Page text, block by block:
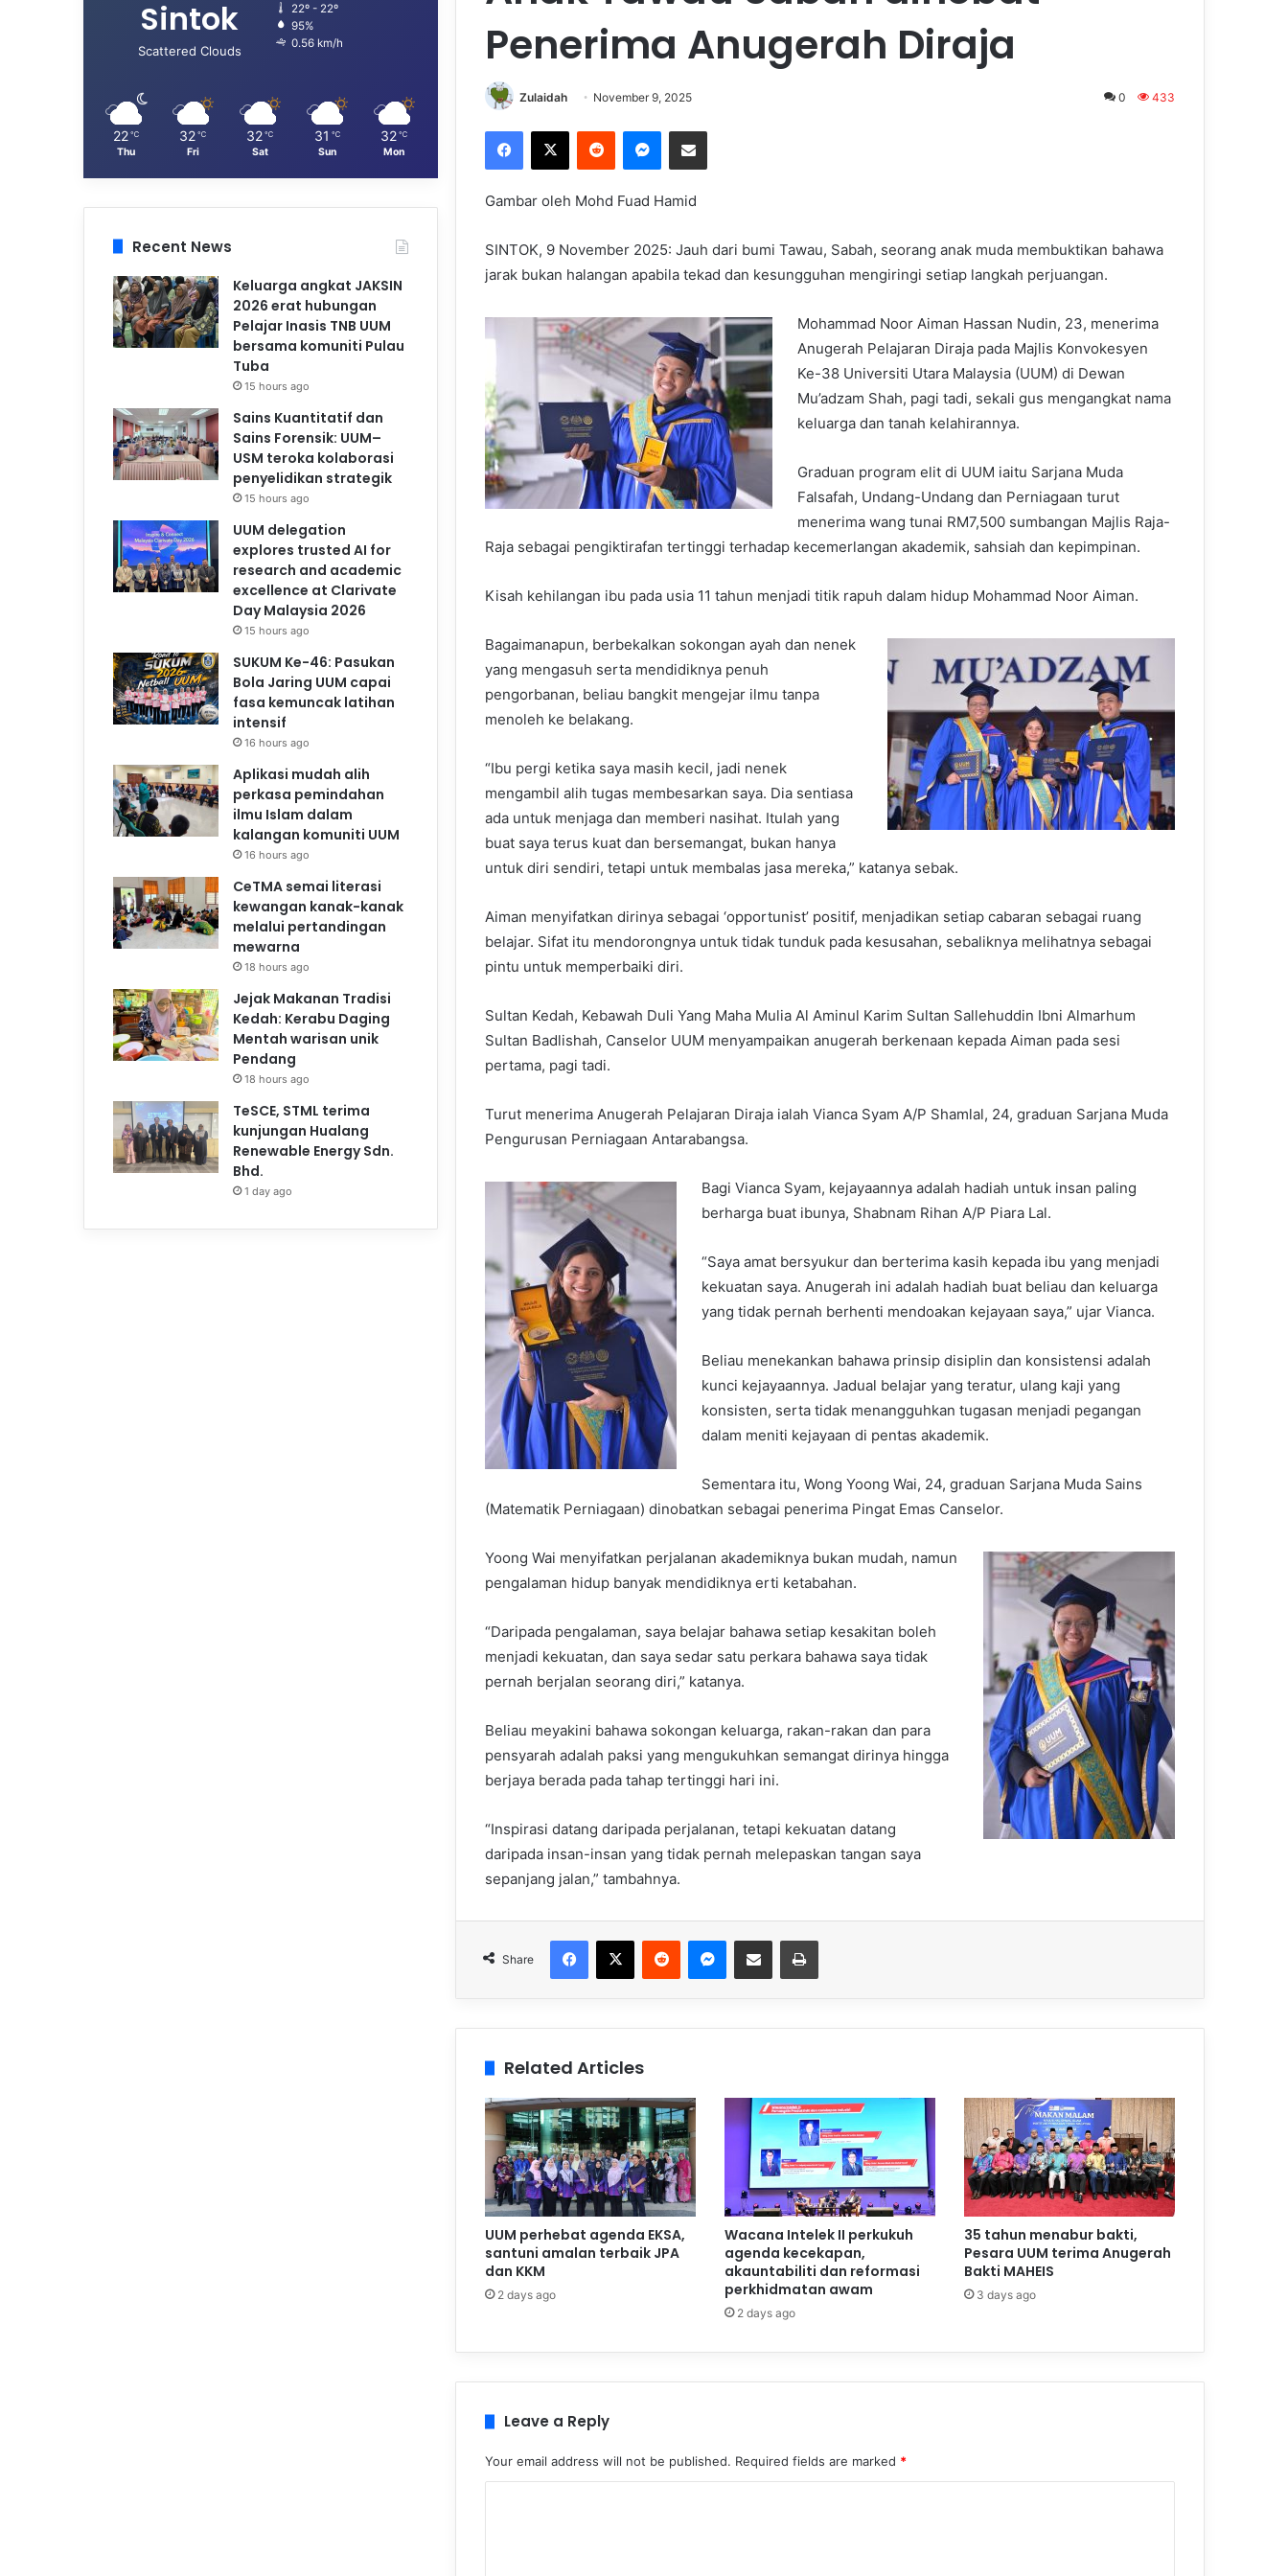
Penerima Anugerah Diraja
Zulaidah November 9, 2025 0 433
Gambar oleh Mohd Fuad Hamid
SINTOK, 9 November 2025: Jauh dari bumi Tawau, Sabah, seorang anak muda membuktikan bahawa
jarak bukan halangan apabila tekad dan kesungguhan mengiringi setiap langkah perjuangan.
Mohammad Noor Aiman Hassan Nudin, 23, menerima
Anugerah Pelajaran Diraja pada Majlis Konvokesyen
Ke-38 Universiti Utara Malaysia (UUM) di Dewan
Mu’adzam Shah, pagi tadi, sekali gus mengangkat nama
keluarga dan tanah kelahirannya.
Graduan program elit di UUM iaitu Sarjana Muda
Falsafah, Undang-Undang dan Perniagaan turut
menerima wang tunai RM7,500 sumbangan Majlis Raja-
Raja sebagai pengiktirafan tertinggi terhadap kecemerlangan akademik, sahsiah dan kepimpinan.
Kisah kehilangan ibu pada usia 11 tahun menjadi titik rapuh dalam hidup Mohammad Noor Aiman.
Bagaimanapun, berbekalkan sokongan ayah dan nenek
yang mengasuh serta mendidiknya penuh
pengorbanan, beliau bangkit mengejar ilmu tanpa
menoleh ke belakang.
“Ibu pergi ketika saya masih kecil, jadi nenek
mengambil alih tugas membesarkan saya. Dia sentiasa
ada untuk menjaga dan memberi nasihat. Itulah yang
buat saya terus kuat dan bersemangat, bukan hanya
untuk diri sendiri, tetapi untuk membalas jasa mereka,” katanya sebak.
Aiman menyifatkan dirinya sebagai ‘opportunist’ positif, menjadikan setiap cabaran sebagai ruang
belajar. Sifat itu mendorongnya untuk tidak tunduk pada kesusahan, sebaliknya melihatnya sebagai
pintu untuk memperbaiki diri.
Sultan Kedah, Kebawah Duli Yang Maha Mulia Al Aminul Karim Sultan Sallehuddin Ibni Almarhum
Sultan Badlishah, Canselor UUM menyampaikan anugerah berkenaan kepada Aiman pada sesi
pertama, pagi tadi.
Turut menerima Anugerah Pelajaran Diraja ialah Vianca Syam A/P Shamlal, 24, graduan Sarjana Muda
Pengurusan Perniagaan Antarabangsa.
Bagi Vianca Syam, kejayaannya adalah hadiah untuk insan paling
berharga buat ibunya, Shabnam Rihan A/P Piara Lal.
“Saya amat bersyukur dan berterima kasih kepada ibu yang menjadi
kekuatan saya. Anugerah ini adalah hadiah buat beliau dan keluarga
yang tidak pernah berhenti mendoakan kejayaan saya,” ujar Vianca.
Beliau menekankan bahawa prinsip disiplin dan konsistensi adalah
kunci kejayaannya. Jadual belajar yang teratur, ulang kaji yang
konsisten, serta tidak menangguhkan tugasan menjadi pegangan
dalam meniti kejayaan di pentas akademik.
Sementara itu, Wong Yoong Wai, 24, graduan Sarjana Muda Sains
(Matematik Perniagaan) dinobatkan sebagai penerima Pingat Emas Canselor.
Yoong Wai menyifatkan perjalanan akademiknya bukan mudah, namun
pengalaman hidup banyak mendidiknya erti ketabahan.
“Daripada pengalaman, saya belajar bahawa setiap kesakitan boleh
menjadi kekuatan, dan saya sedar satu perkara bahawa saya tidak
pernah berjalan seorang diri,” katanya.
Beliau meyakini bahawa sokongan keluarga, rakan-rakan dan para
pensyarah adalah paksi yang mengukuhkan semangat dirinya hingga
berjaya berada pada tahap tertinggi hari ini.
“Inspirasi datang daripada perjalanan, tetapi kekuatan datang
daripada insan-insan yang tidak pernah melepaskan tangan saya
sepanjang jalan,” tambahnya.
Share
Related Articles
UUM perhebat agenda EKSA,
santuni amalan terbaik JPA
dan KKM
2 days ago
Wacana Intelek II perkukuh
agenda kecekapan,
akauntabiliti dan reformasi
perkhidmatan awam
2 days ago
35 tahun menabur bakti,
Pesara UUM terima Anugerah
Bakti MAHEIS
3 days ago
Leave a Reply
Your email address will not be published. Required fields are marked *
Sintok
Scattered Clouds
22º - 22º
95%
0.56 km/h
22 ℃
Thu
32 ℃
Fri
32 ℃
Sat
31 ℃
Sun
32 ℃
Mon
Recent News
Keluarga angkat JAKSIN
2026 erat hubungan
Pelajar Inasis TNB UUM
bersama komuniti Pulau
Tuba
15 hours ago
Sains Kuantitatif dan
Sains Forensik: UUM–
USM teroka kolaborasi
penyelidikan strategik
15 hours ago
UUM delegation
explores trusted AI for
research and academic
excellence at Clarivate
Day Malaysia 2026
15 hours ago
SUKUM Ke-46: Pasukan
Bola Jaring UUM capai
fasa kemuncak latihan
intensif
16 hours ago
Aplikasi mudah alih
perkasa pemindahan
ilmu Islam dalam
kalangan komuniti UUM
16 hours ago
CeTMA semai literasi
kewangan kanak-kanak
melalui pertandingan
mewarna
18 hours ago
Jejak Makanan Tradisi
Kedah: Kerabu Daging
Mentah warisan unik
Pendang
18 hours ago
TeSCE, STML terima
kunjungan Hualang
Renewable Energy Sdn.
Bhd.
1 day ago